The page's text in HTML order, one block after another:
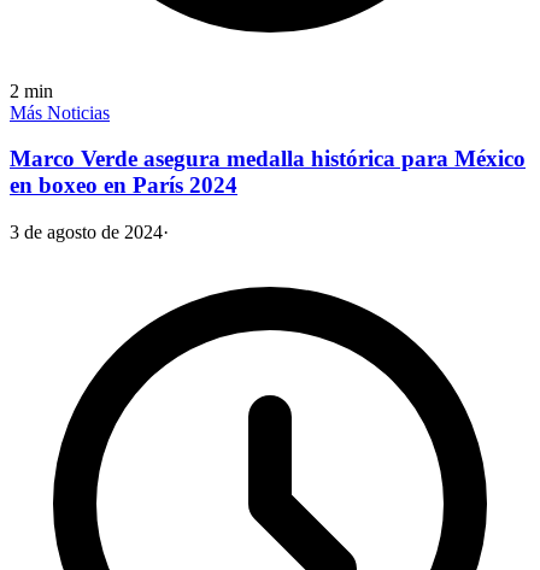
2 min
Más Noticias
Marco Verde asegura medalla histórica para México
en boxeo en París 2024
3 de agosto de 2024·